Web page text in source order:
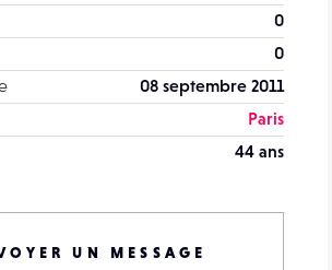
0
0
08 septembre 2011
Paris
44 ans
UN MESSAGE